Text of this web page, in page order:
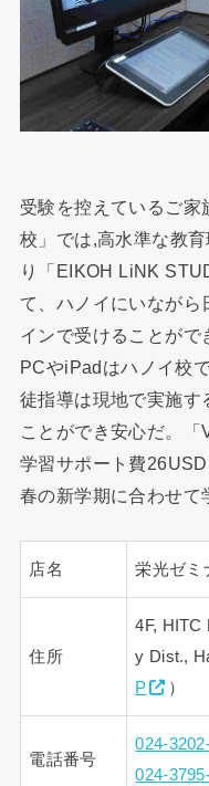
受験を控えているご家
校」では,高水準な教
り「EIKOH LiNK
て、ハノイにいながら
インで受けることがで
PCやiPadはハノイ校
徒指導は現地で実施す
ことができ安心だ。
学習サポート費
春の新学期に合わせて
店名 栄光ゼミ
住所
4F, HITC
y Dist.,
P
）
電話番号
024-
024-